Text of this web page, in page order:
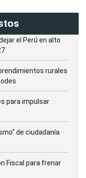
el Perú en alto
rurales
para impulsar
de ciudadanía
Fiscal para frenar